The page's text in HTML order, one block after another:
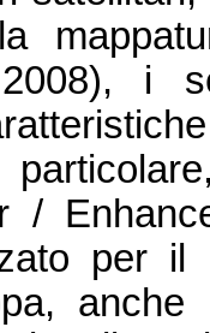
i
/
per